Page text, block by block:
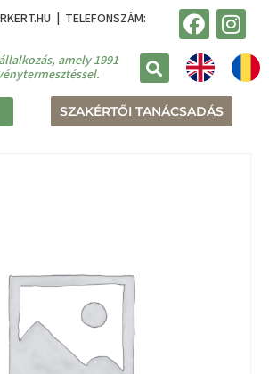
| TELEFONSZÁM:
amely 1991
SZAKÉRTŐI TANÁCSADÁS